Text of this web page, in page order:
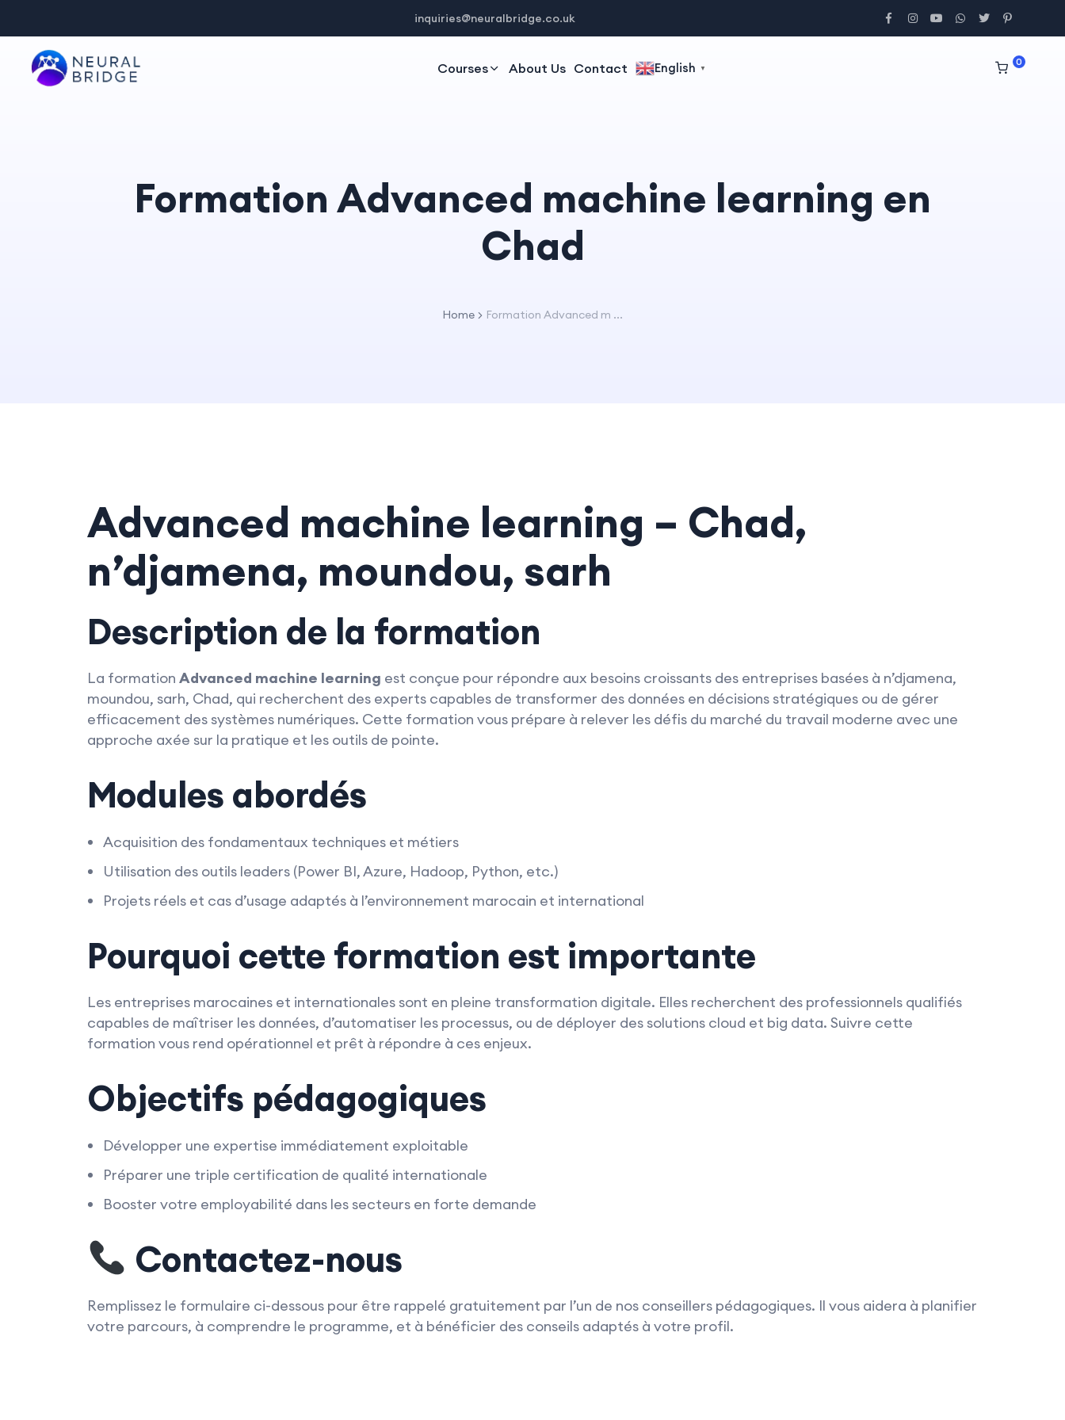
inquiries@neuralbridge.co.uk
Courses About Us Contact English ▼
0
Formation Advanced machine learning en
Chad
Home Formation Advanced m ...
Advanced machine learning – Chad,
n’djamena, moundou, sarh
Description de la formation
La formation Advanced machine learning est conçue pour répondre aux besoins croissants des entreprises basées à n’djamena,
moundou, sarh, Chad, qui recherchent des experts capables de transformer des données en décisions stratégiques ou de gérer
efficacement des systèmes numériques. Cette formation vous prépare à relever les défis du marché du travail moderne avec une
approche axée sur la pratique et les outils de pointe.
Modules abordés
Acquisition des fondamentaux techniques et métiers
Utilisation des outils leaders (Power BI, Azure, Hadoop, Python, etc.)
Projets réels et cas d’usage adaptés à l’environnement marocain et international
Pourquoi cette formation est importante
Les entreprises marocaines et internationales sont en pleine transformation digitale. Elles recherchent des professionnels qualifiés
capables de maîtriser les données, d’automatiser les processus, ou de déployer des solutions cloud et big data. Suivre cette
formation vous rend opérationnel et prêt à répondre à ces enjeux.
Objectifs pédagogiques
Développer une expertise immédiatement exploitable
Préparer une triple certification de qualité internationale
Booster votre employabilité dans les secteurs en forte demande
Contactez-nous
Remplissez le formulaire ci-dessous pour être rappelé gratuitement par l’un de nos conseillers pédagogiques. Il vous aidera à planifier
votre parcours, à comprendre le programme, et à bénéficier des conseils adaptés à votre profil.